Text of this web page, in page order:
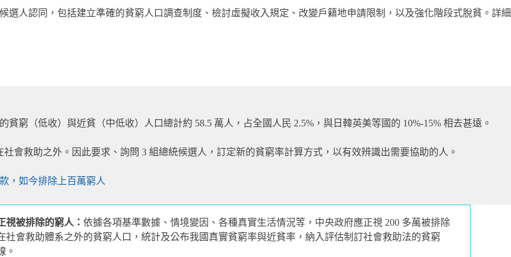
選人認同，包括建立準確的貧窮人口調查制度、檢討虛擬收入規定、改變戶籍地申請限制，以及強化階段式脫貧。詳細
窮（低收）與近貧（中低收）人口總計約 58.5 萬人，占全國人民 2.5%，與日韓英美等國的 10%-15% 相去甚遠。
會救助之外。因此要求、詢問 3 組總統候選人，訂定新的貧窮率計算方式，以有效辨識出需要協助的人。
，如今排除上百萬窮人
視被排除的窮人：依據各項基準數據、情境變因、各種真實生活情況等，中央政府應正視 200 多萬被排除
社會救助體系之外的貧窮人口，統計及公布我國真實貧窮率與近貧率，納入評估制訂社會救助法的貧窮
。